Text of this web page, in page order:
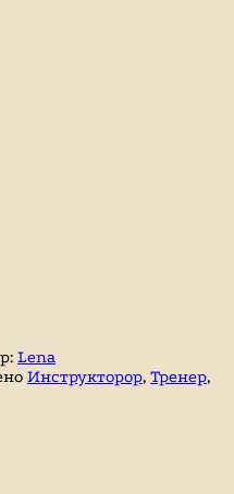
Lena
Инструкторор, Тренер,